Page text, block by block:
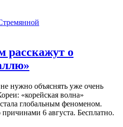
расскажут о
нужно объяснять уже очень
«корейская волна»
глобальным феноменом.
6 августа. Бесплатно.